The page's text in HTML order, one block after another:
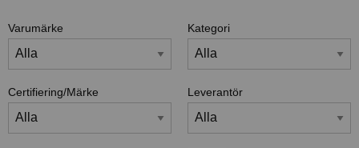
Varumärke Kategori
Certifiering/Märke Leverantör